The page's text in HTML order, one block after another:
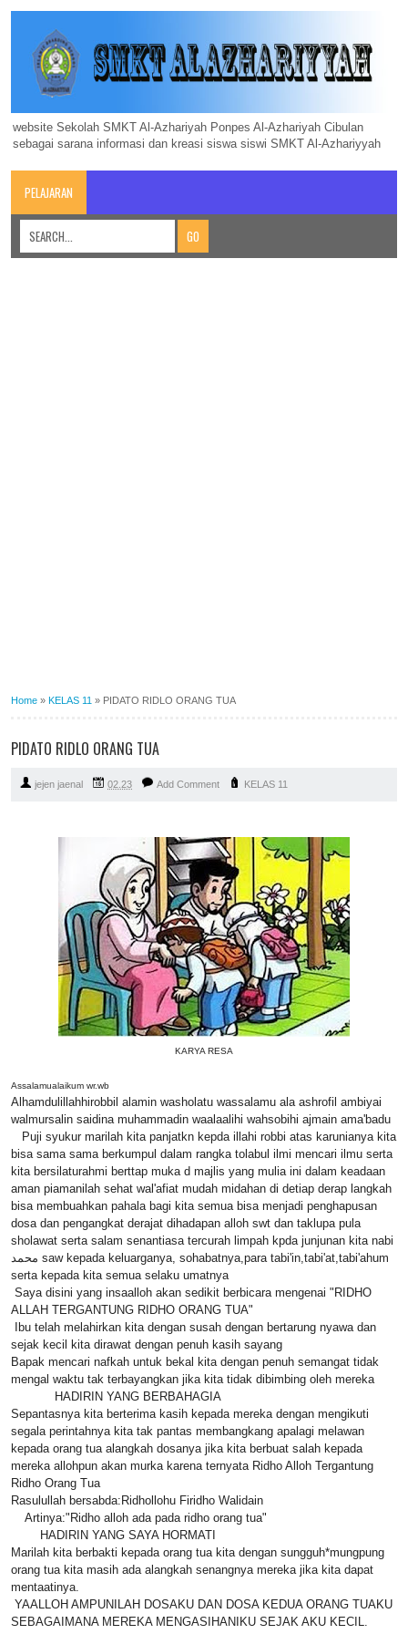
website Sekolah SMKT Al-Azhariyah Ponpes Al-Azhariyah Cibulan
sebagai sarana informasi dan kreasi siswa siswi SMKT Al-Azhariyyah
PELAJARAN
Home » KELAS 11 » PIDATO RIDLO ORANG TUA
PIDATO RIDLO ORANG TUA
jejen jaenal 02.23 Add Comment KELAS 11
KARYA RESA
Assalamualaikum wr.wb
Alhamdulillahhirobbil alamin washolatu wassalamu ala ashrofil ambiyai
walmursalin saidina muhammadin waalaalihi wahsobihi ajmain ama'badu
Puji syukur marilah kita panjatkn kepda illahi robbi atas karunianya kita
bisa sama sama berkumpul dalam rangka tolabul ilmi mencari ilmu serta
kita bersilaturahmi berttap muka d majlis yang mulia ini dalam keadaan
aman piamanilah sehat wal'afiat mudah midahan di detiap derap langkah
bisa membuahkan pahala bagi kita semua bisa menjadi penghapusan
dosa dan pengangkat derajat dihadapan alloh swt dan taklupa pula
sholawat serta salam senantiasa tercurah limpah kpda junjunan kita nabi
محمد saw kepada keluarganya, sohabatnya,para tabi'in,tabi'at,tabi'ahum
serta kepada kita semua selaku umatnya
Saya disini yang insaalloh akan sedikit berbicara mengenai "RIDHO
ALLAH TERGANTUNG RIDHO ORANG TUA"
Ibu telah melahirkan kita dengan susah dengan bertarung nyawa dan
sejak kecil kita dirawat dengan penuh kasih sayang
Bapak mencari nafkah untuk bekal kita dengan penuh semangat tidak
mengal waktu tak terbayangkan jika kita tidak dibimbing oleh mereka
HADIRIN YANG BERBAHAGIA
Sepantasnya kita berterima kasih kepada mereka dengan mengikuti
segala perintahnya kita tak pantas membangkang apalagi melawan
kepada orang tua alangkah dosanya jika kita berbuat salah kepada
mereka allohpun akan murka karena ternyata Ridho Alloh Tergantung
Ridho Orang Tua
Rasulullah bersabda:Ridhollohu Firidho Walidain
Artinya:"Ridho alloh ada pada ridho orang tua"
HADIRIN YANG SAYA HORMATI
Marilah kita berbakti kepada orang tua kita dengan sungguh*mungpung
orang tua kita masih ada alangkah senangnya mereka jika kita dapat
mentaatinya.
YAALLOH AMPUNILAH DOSAKU DAN DOSA KEDUA ORANG TUAKU
SEBAGAIMANA MEREKA MENGASIHANIKU SEJAK AKU KECIL.